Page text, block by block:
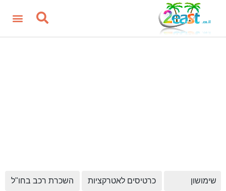
שימושון כרטיסים לאטרקציות השכרת רכב בחו"ל